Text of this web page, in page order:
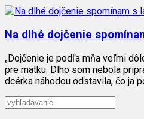
Na dlhé dojčenie
„Dojčenie je podľa mňa veľmi
pre matku. Dlho som nebola
dcérka náhodou odstavila, čo ja